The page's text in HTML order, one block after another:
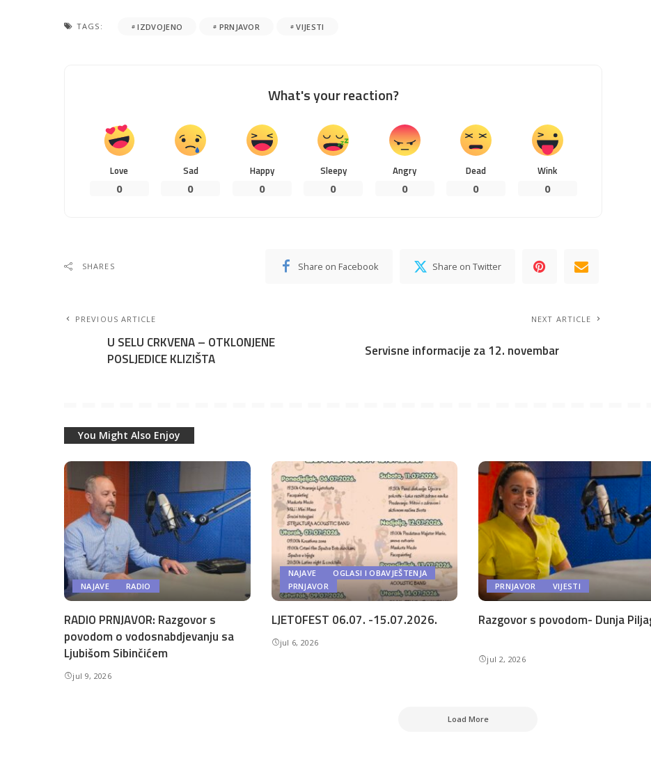
TAGS: IZDVOJENO PRNJAVOR VIJESTI
What's your reaction?
Love
0
Sad
0
Happy
0
Sleepy
0
Angry
0
Dead
0
Wink
0
SHARES Share on Facebook Share on Twitter
PREVIOUS ARTICLE
U SELU CRKVENA – OTKLONJENE
POSLJEDICE KLIZIŠTA
NEXT ARTICLE
Servisne informacije za 12. novembar
You Might Also Enjoy
NAJAVE RADIO
RADIO PRNJAVOR: Razgovor s
povodom o vodosnabdjevanju sa
Ljubišom Sibinčićem
jul 9, 2026
NAJAVE
OGLASI I OBAVJEŠTENJA
PRNJAVOR
LJETOFEST 06.07. -15.07.2026.
jul 6, 2026
PRNJAVOR VIJESTI
Razgovor s povodom- Dunja
jul 2, 2026
Load More